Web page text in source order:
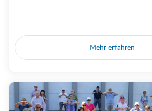
Mehr erfahren